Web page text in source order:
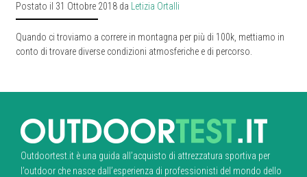
Postato il 31 Ottobre 2018 da Letizia Ortalli
Quando ci troviamo a correre in montagna per più di 100k, mettiamo in
conto di trovare diverse condizioni atmosferiche e di percorso.
Outdoortest.it è una guida all’acquisto di attrezzatura sportiva per
l’outdoor che nasce dall’esperienza di professionisti del mondo dello